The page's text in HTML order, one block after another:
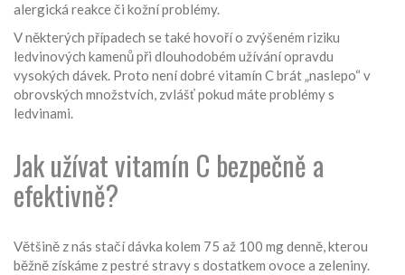
alergická reakce či kožní problémy.
V některých případech se také hovoří o zvýšeném riziku
ledvinových kamenů při dlouhodobém užívání opravdu
vysokých dávek. Proto není dobré vitamín C brát „naslepo“ v
obrovských množstvích, zvlášť pokud máte problémy s
ledvinami.
Jak užívat vitamín C bezpečně a
efektivně?
Většině z nás stačí dávka kolem 75 až 100 mg denně, kterou
běžně získáme z pestré stravy s dostatkem ovoce a zeleniny.